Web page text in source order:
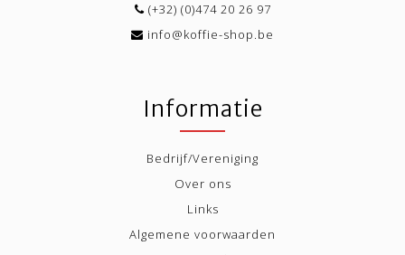
(+32) (0)474 20 26 97
info@koffie-shop.be
Informatie
Bedrijf/Vereniging
Over ons
Links
Algemene voorwaarden